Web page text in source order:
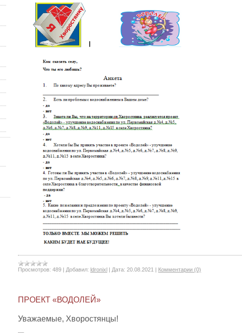
Просмотров: 489 | Добавил: ldronixl | Дата: 20.08.2021 | Комментарии (0)
ПРОЕКТ «ВОДОЛЕЙ»
Уважаемые, Хворостянцы!